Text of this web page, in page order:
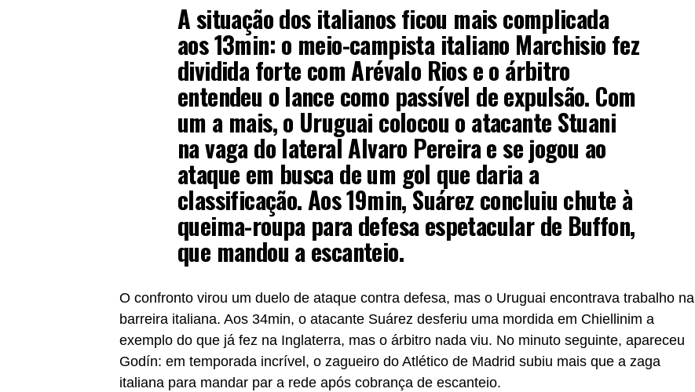
A situação dos italianos ficou mais complicada
aos 13min: o meio-campista italiano Marchisio fez
dividida forte com Arévalo Rios e o árbitro
entendeu o lance como passível de expulsão. Com
um a mais, o Uruguai colocou o atacante Stuani
na vaga do lateral Alvaro Pereira e se jogou ao
ataque em busca de um gol que daria a
classificação. Aos 19min, Suárez concluiu chute à
queima-roupa para defesa espetacular de Buffon,
que mandou a escanteio.
O confronto virou um duelo de ataque contra defesa, mas o Uruguai encontrava trabalho na
barreira italiana. Aos 34min, o atacante Suárez desferiu uma mordida em Chiellinim a
exemplo do que já fez na Inglaterra, mas o árbitro nada viu. No minuto seguinte, apareceu
Godín: em temporada incrível, o zagueiro do Atlético de Madrid subiu mais que a zaga
italiana para mandar par a rede após cobrança de escanteio.